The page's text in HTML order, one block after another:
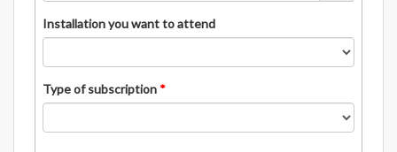
Installation you want to attend
Type of subscription *